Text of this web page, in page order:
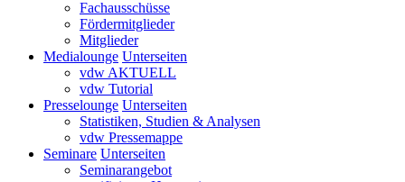
Fachausschüsse
Fördermitglieder
Mitglieder
Medialounge Unterseiten
vdw AKTUELL
vdw Tutorial
Presselounge Unterseiten
Statistiken, Studien & Analysen
vdw Pressemappe
Seminare Unterseiten
Seminarangebot